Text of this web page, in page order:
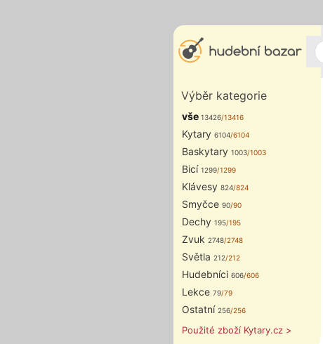
Výběr kategorie
vše 13426/13416
Kytary 6104/6104
Baskytary 1003/1003
Bicí 1299/1299
Klávesy 824/824
Smyčce 90/90
Dechy 195/195
Zvuk 2748/2748
Světla 212/212
Hudebníci 606/606
Lekce 79/79
Ostatní 256/256
Použité zboží Kytary.cz >